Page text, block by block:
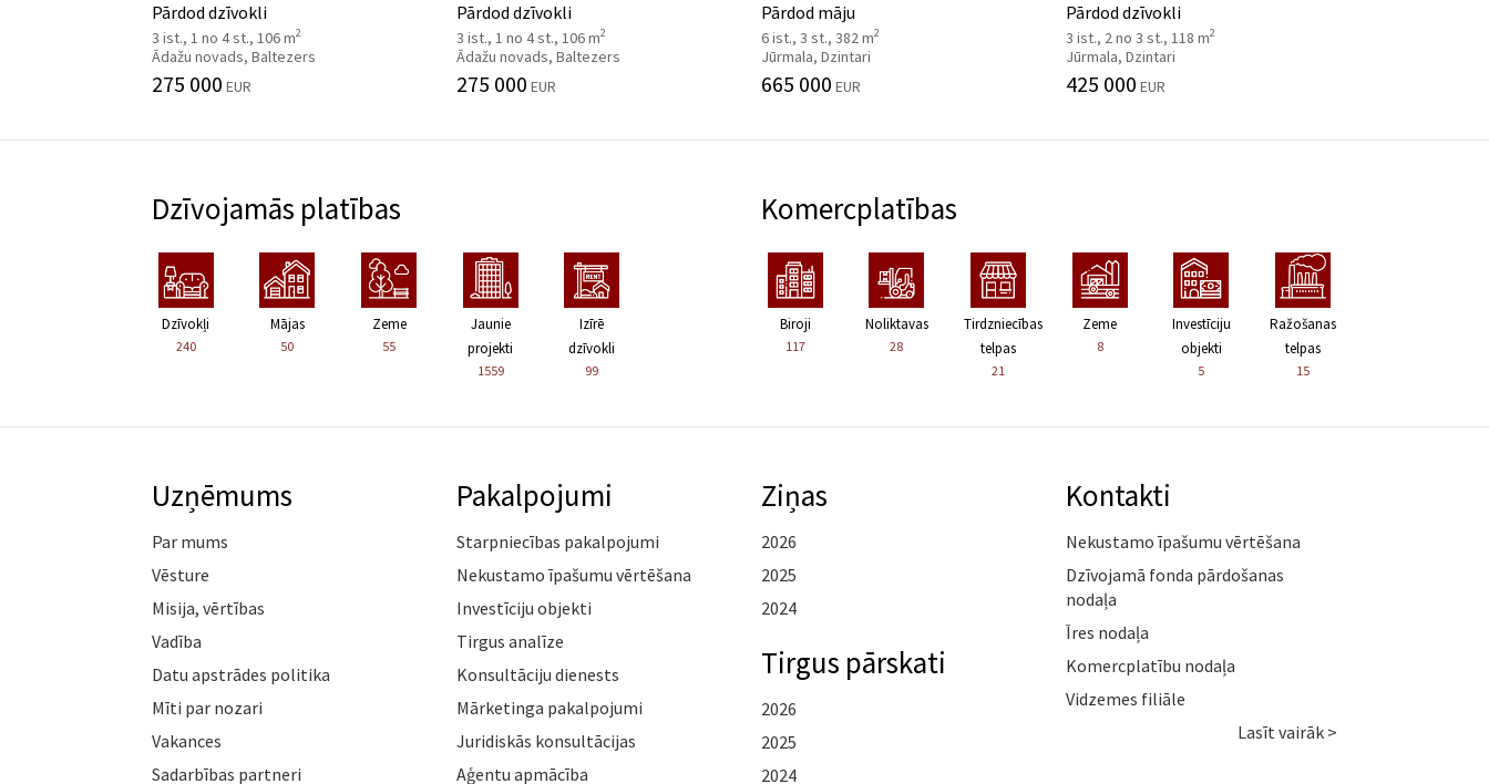
Pārdod dzīvokli
3 ist., 1 no 4 st., 106 m2
Ādažu novads, Baltezers
275 000 EUR
Pārdod dzīvokli
3 ist., 1 no 4 st., 106 m2
Ādažu novads, Baltezers
275 000 EUR
Pārdod māju
6 ist., 3 st., 382 m2
Jūrmala, Dzintari
665 000 EUR
Pārdod dzīvokli
3 ist., 2 no 3 st., 118 m2
Jūrmala, Dzintari
425 000 EUR
Dzīvojamās platības
Dzīvokļi
240
Mājas
50
Zeme
55
Jaunie
projekti
1559
Izīrē
dzīvokli
99
Komercplatības
Biroji
117
Noliktavas
28
Tirdzniecības
telpas
21
Zeme
8
Investīciju
objekti
5
Ražošanas
telpas
15
Uzņēmums
Par mums
Vēsture
Misija, vērtības
Vadība
Datu apstrādes politika
Mīti par nozari
Vakances
Sadarbības partneri
Pakalpojumi
Starpniecības pakalpojumi
Nekustamo īpašumu vērtēšana
Investīciju objekti
Tirgus analīze
Konsultāciju dienests
Mārketinga pakalpojumi
Juridiskās konsultācijas
Aģentu apmācība
Ziņas
2026
2025
2024
Tirgus pārskati
2026
2025
2024
Kontakti
Nekustamo īpašumu vērtēšana
Dzīvojamā fonda pārdošanas
nodaļa
Īres nodaļa
Komercplatību nodaļa
Vidzemes filiāle
Lasīt vairāk >